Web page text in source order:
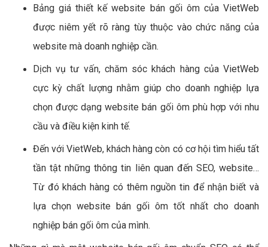
Bảng giá thiết kế website bán gối ôm của VietWeb
được niêm yết rõ ràng tùy thuộc vào chức năng của
website mà doanh nghiệp cần.
Dịch vụ tư vấn, chăm sóc khách hàng của VietWeb
cực kỳ chất lượng nhằm giúp cho doanh nghiệp lựa
chọn được dạng website bán gối ôm phù hợp với nhu
cầu và điều kiện kinh tế.
Đến với VietWeb, khách hàng còn có cơ hội tìm hiểu tất
tần tật những thông tin liên quan đến SEO, website…
Từ đó khách hàng có thêm nguồn tin để nhận biết và
lựa chọn website bán gối ôm tốt nhất cho doanh
nghiệp bán gối ôm của mình.